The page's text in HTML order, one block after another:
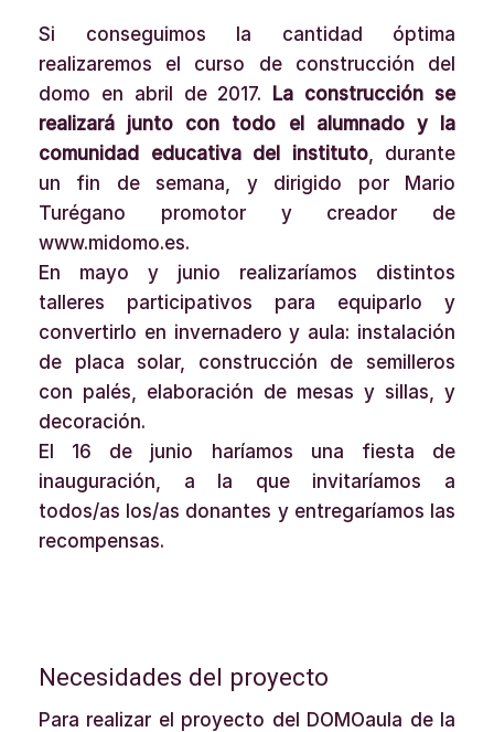
Si conseguimos la cantidad óptima
realizaremos el curso de construcción del
domo en abril de 2017. La construcción se
realizará junto con todo el alumnado y la
comunidad educativa del instituto, durante
un fin de semana, y dirigido por Mario
Turégano promotor y creador de
www.midomo.es.
En mayo y junio realizaríamos distintos
talleres participativos para equiparlo y
convertirlo en invernadero y aula: instalación
de placa solar, construcción de semilleros
con palés, elaboración de mesas y sillas, y
decoración.
El 16 de junio haríamos una fiesta de
inauguración, a la que invitaríamos a
todos/as los/as donantes y entregaríamos las
recompensas.
Necesidades del proyecto
Para realizar el proyecto del DOMOaula de la